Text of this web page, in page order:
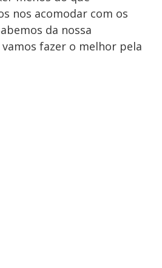
nos acomodar com os
da nossa
fazer o melhor pela